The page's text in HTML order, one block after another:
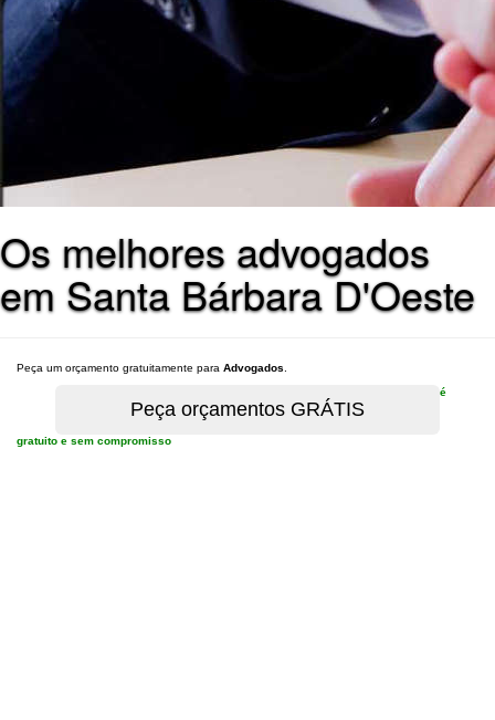
Os melhores advogados
em Santa Bárbara D'Oeste
Peça um orçamento gratuitamente para Advogados
é
gratuito e sem compromisso